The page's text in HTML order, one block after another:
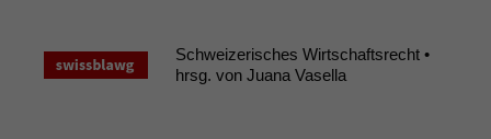
springen
Schweizerisches Wirtschaftsrecht •
hrsg. von Juana Vasella